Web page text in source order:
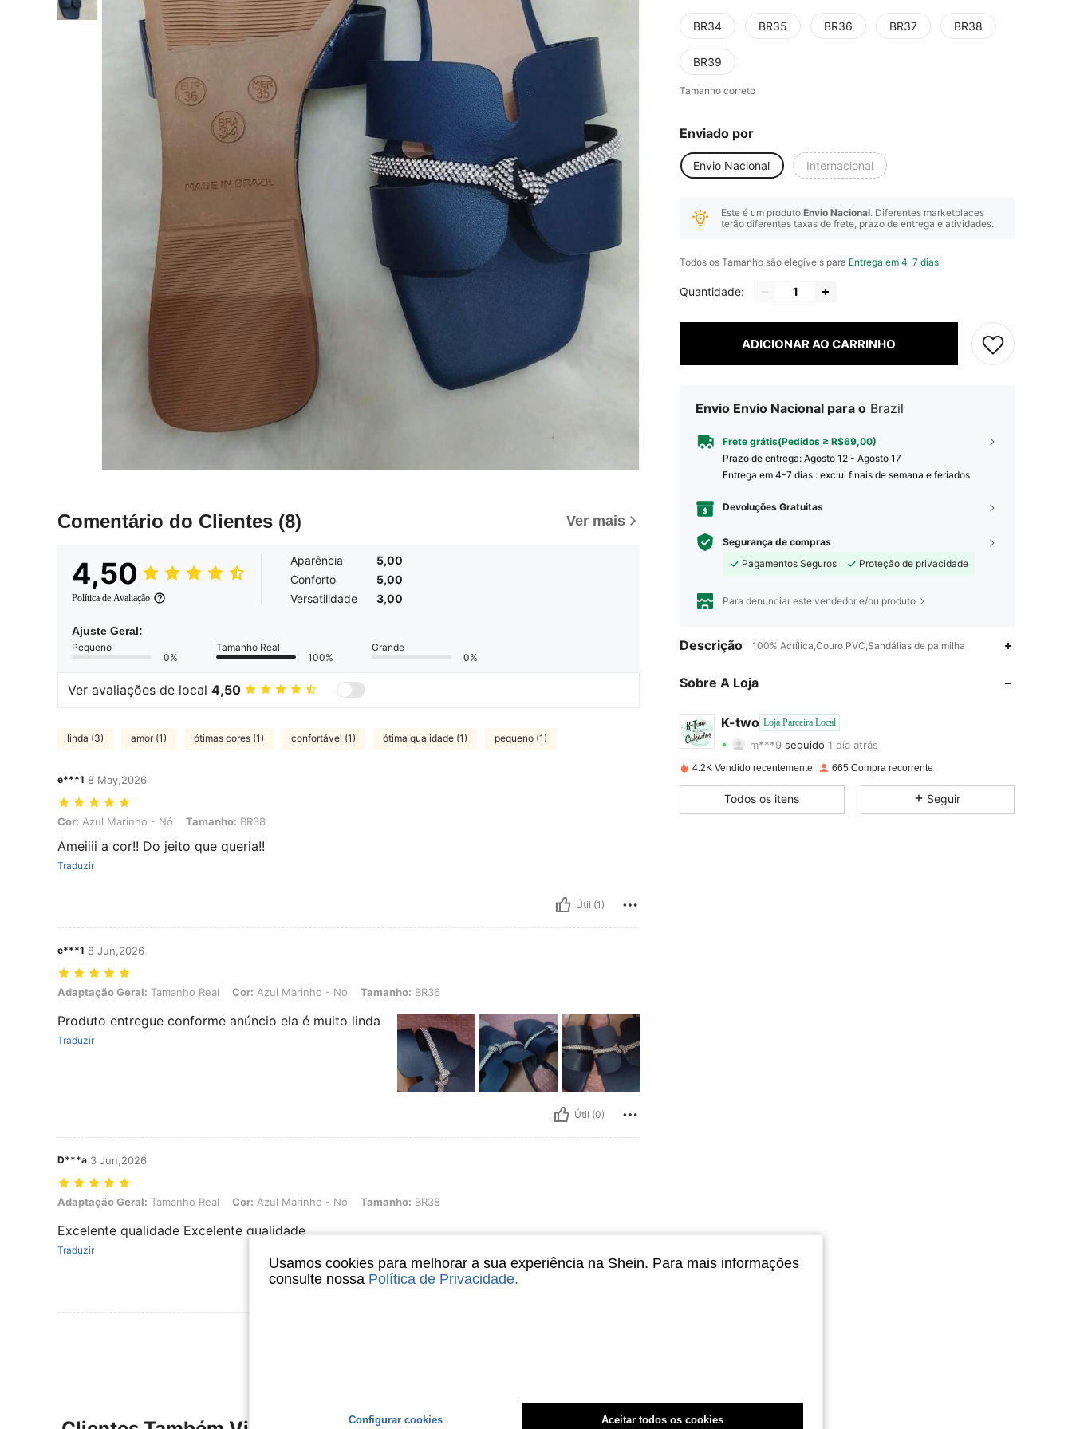
Comentário do Clientes (8) Ver mais
4,50
Política de Avaliação
Aparência
5,00
Conforto
5,00
Versatilidade
3,00
Ajuste Geral:
Pequeno
0%
Tamanho Real
100%
Grande
0%
Ver avaliações de local 4,50
linda (3) amor (1) ótimas cores (1) confortável (1) ótima qualidade (1) pequeno (1)
e***1 8 May,2026
Cor: Azul Marinho - Nó, Tamanho: BR38
Cor: Azul Marinho - Nó Tamanho: BR38
Ameiiii a cor!! Do jeito que queria!!
Traduzir
Útil (1)
c***1 8 Jun,2026
Adaptação Geral: Tamanho Real, Cor: Azul Marinho - Nó, Tamanho: BR36
Adaptação Geral: Tamanho Real Cor: Azul Marinho - Nó Tamanho: BR36
Produto entregue conforme anúncio ela é muito linda
Traduzir
Útil (0)
D***a 3 Jun,2026
Adaptação Geral: Tamanho Real, Cor: Azul Marinho - Nó, Tamanho: BR38
Adaptação Geral: Tamanho Real Cor: Azul Marinho - Nó Tamanho: BR38
Excelente qualidade Excelente qualidade
Traduzir
BR34 BR35 BR36 BR37 BR38
BR39
Tamanho correto
Enviado por
Envio Nacional Internacional
Este é um produto Envio Nacional. Diferentes marketplaces
terão diferentes taxas de frete, prazo de entrega e atividades.
Todos os Tamanho são elegíveis para Entrega em 4-7 dias
Quantidade:
ADICIONAR AO CARRINHO
Envio Envio Nacional para o Brazil
Frete grátis(Pedidos ≥ R$69,00)
Prazo de entrega: Agosto 12 - Agosto 17
Entrega em 4-7 dias : exclui finais de semana e feriados
Devoluções Gratuitas
Segurança de compras
Pagamentos Seguros
Proteção de privacidade
Para denunciar este vendedor e/ou produto
Descrição 100% Acrílica,Couro PVC,Sandálias de palmilha
Sobre A Loja
K-two Loja Parceira Local
4,87 1.2K
4,87
157
m***9seguido1 dia atrás
4,87 Classificação 157Itens
4,87 157 1.2K
4,87 157 1.2K
4.2K Vendido recentemente 665 Compra recorrente
Todos os itens Seguir
Usamos cookies para melhorar a sua experiência na Shein. Para mais informações
consulte nossa Política de Privacidade.
Configurar cookies Aceitar todos os cookies